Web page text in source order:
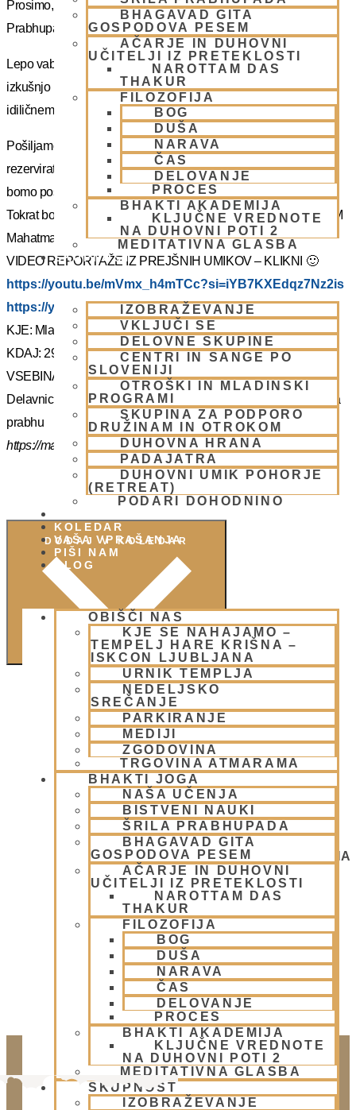
BHAGAVAD GITA
GOSPODOVA PESEM
AČARJE IN DUHOVNI
UČITELJI IZ PRETEKLOSTI
NAROTTAM DAS
THAKUR
FILOZOFIJA
BOG
DUŠA
NARAVA
ČAS
DELOVANJE
PROCES
BHAKTI AKADEMIJA
KLJUČNE VREDNOTE
NA DUHOVNI POTI 2
MEDITATIVNA GLASBA
SKUPNOST
IZOBRAŽEVANJE
VKLJUČI SE
DELOVNE SKUPINE
CENTRI IN SANGE PO
SLOVENIJI
OTROŠKI IN MLADINSKI
PROGRAMI
SKUPINA ZA PODPORO
DRUŽINAM IN OTROKOM
DUHOVNA HRANA
PADAJATRA
DUHOVNI UMIK POHORJE
(RETREAT)
PODARI DOHODNINO
KOLEDAR
VAŠA VPRAŠANJA
PIŠI NAM
BLOG
OBIŠČI NAS
KJE SE NAHAJAMO –
TEMPELJ HARE KRIŠNA –
ISKCON LJUBLJANA
URNIK TEMPLJA
NEDELJSKO
SREČANJE
PARKIRANJE
MEDIJI
ZGODOVINA
TRGOVINA ATMARAMA
BHAKTI JOGA
NAŠA UČENJA
BISTVENI NAUKI
ŠRILA PRABHUPADA
BHAGAVAD GITA
GOSPODOVA PESEM
AČARJE IN DUHOVNI
UČITELJI IZ PRETEKLOSTI
NAROTTAM DAS
THAKUR
FILOZOFIJA
BOG
DUŠA
NARAVA
ČAS
DELOVANJE
PROCES
BHAKTI AKADEMIJA
KLJUČNE VREDNOTE
NA DUHOVNI POTI 2
MEDITATIVNA GLASBA
SKUPNOST
IZOBRAŽEVANJE
Prosimo, sprejmite naše ponižno spoštovanje! Vsa slava Šrila
Prabhupadu!
Lepo vabljeni na 5-dnevno nepozabno transcendentalno
izkušnjo na DUHOVNI UMIK, ki bo potekal sredi gozdov na
idiličnem Pohorju.
Pošiljamo vam samo osnovno informacijo tako da si lahko
rezervirate dopust. Več podatkov in možnost za prijavo vam
bomo poslal kasneje.
Tokrat bo z nami Šrila Prabhupadov učenec, duhovni učitelj NM
Mahatma prabhu. Redka priložnost, ki jo ne velja izpustiti.
VIDEO REPORTAŽE IZ PREJŠNIH UMIKOV – KLIKNI 🙂
https://youtu.be/mVmx_h4mTCc?si=iYB7KXEdqz7Nz2is
https://youtu.be/AziuZJyrho4?si=Zr5a_H8Hj-X888vW
KJE: Mladinski dom na Smolniku (mariborsko Pohorje)
KDAJ: 29.7.- 2.8.2025 (od torka do sobote)
VSEBINA:
Delavnice in bo vodil, Šrila Prabhupadov učenec NM Mahatma
prabhu
https://mahatmadas.com
NEDELJSKO SREČANJE - CENTER HARE KRIŠNA
LJUBLJANA
OGNJENO ŽRTVOVANJE - NARASIMHA JAGJA -
VSAKO SOBOTO